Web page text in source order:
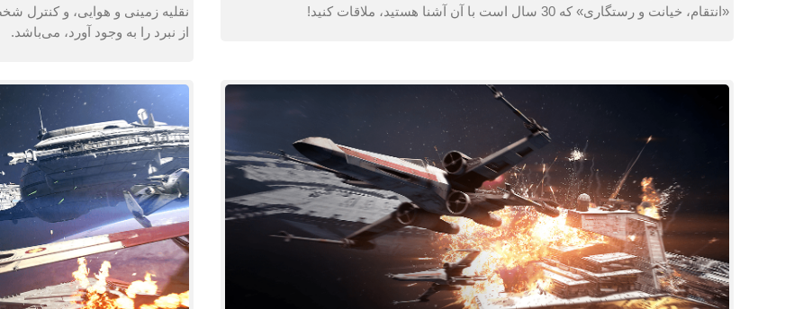
«انتقام، خیانت و رستگاری» که 30 سال است با آن آشنا هستید، ملاقات کنید!
نقلیه زمینی و هوایی، و کنترل
از نبرد را به وجود آورد، می‌باشد.